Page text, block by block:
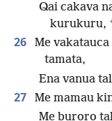
Qai cakava
kurukuru,
26
Me vakatauca
tamata,
Ena vanua
27
Me mamau
Me buroro